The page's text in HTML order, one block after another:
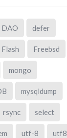
DAO defer
Flash Freebsd
mongo
mysqldump
rsync select
utf-8 utf8